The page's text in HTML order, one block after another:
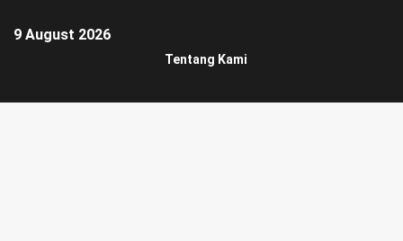
9 August 2026
Tentang Kami